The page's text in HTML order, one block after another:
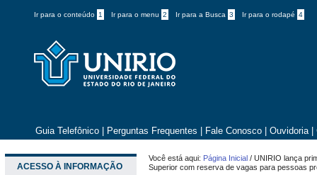
Ir para o conteúdo 1 Ir para o menu 2 Ir para a Busca 3 Ir para o rodapé 4
Guia Telefônico Perguntas Frequentes Fale Conosco Ouvidoria
ACESSO À INFORMAÇÃO
Você está aqui: Página Inicial /UNIRIO lança
Superior com reserva de vagas para pessoas